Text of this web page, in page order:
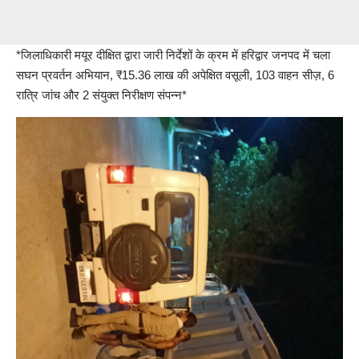
*जिलाधिकारी मयूर दीक्षित द्वारा जारी निर्देशों के क्रम में हरिद्वार जनपद में चला
सघन प्रवर्तन अभियान, ₹15.36 लाख की अपेक्षित वसूली, 103 वाहन सीज़, 6
रात्रि जांच और 2 संयुक्त निरीक्षण संपन्न*